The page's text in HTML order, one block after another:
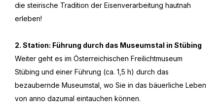
die steirische Tradition der Eisenverarbeitung hautnah
erleben!
2. Station: Führung durch das Museumstal in Stübing
Weiter geht es im Österreichischen Freilichtmuseum
Stübing und einer Führung (ca. 1,5 h) durch das
bezaubernde Museumstal, wo Sie in das bäuerliche Leben
von anno dazumal eintauchen können.